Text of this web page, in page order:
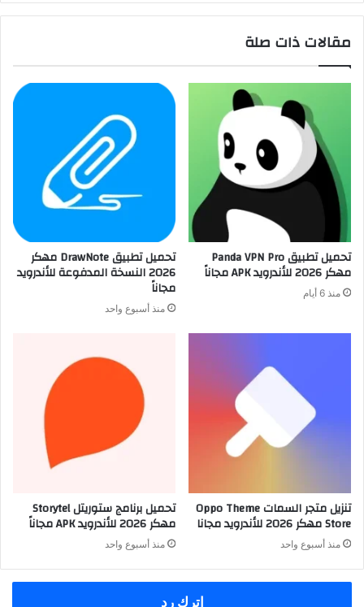
مقالات ذات صلة
تحميل تطبيق Panda VPN Pro
مهكر 2026 للأندرويد APK مجاناً
منذ 6 أيام
تحميل تطبيق DrawNote مهكر
2026 النسخة المدفوعة للأندرويد
مجاناً
منذ أسبوع واحد
تنزيل متجر السمات Oppo Theme
Store مهكر 2026 للأندرويد مجانا
منذ أسبوع واحد
تحميل برنامج ستوريتل Storytel
مهكر 2026 للأندرويد APK مجاناً
منذ أسبوع واحد
اترك رد